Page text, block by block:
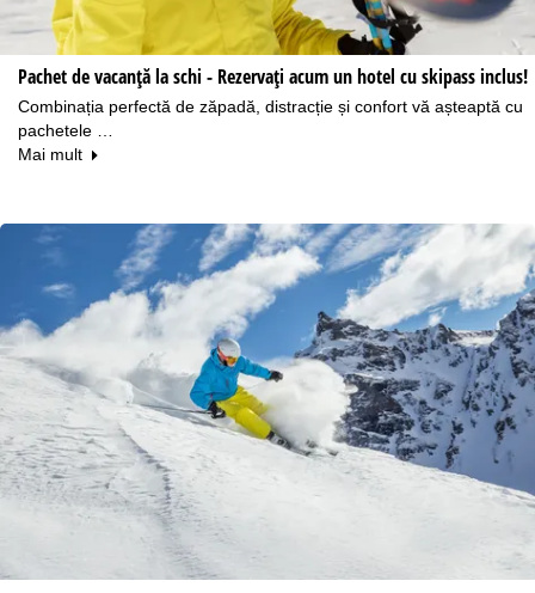
Pachet de vacanță la schi - Rezervați acum un hotel cu skipass inclus!
Combinația perfectă de zăpadă, distracție și confort vă așteaptă cu
pachetele …
Mai mult